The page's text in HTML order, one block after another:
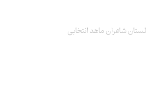
شاعران ماهد انتخابی